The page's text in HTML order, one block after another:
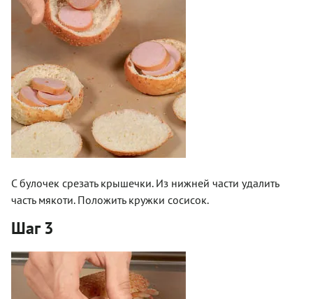
С булочек срезать крышечки. Из нижней части удалить
часть мякоти. Положить кружки сосисок.
Шаг 3